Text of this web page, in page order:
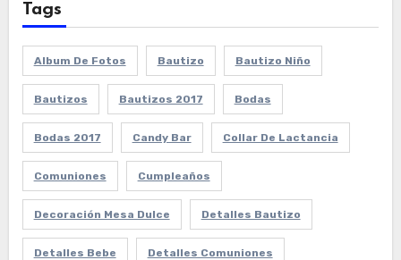
Tags
Album De Fotos Bautizo Bautizo Niño
Bautizos Bautizos 2017 Bodas
Bodas 2017 Candy Bar Collar De Lactancia
Comuniones Cumpleaños
Decoración Mesa Dulce Detalles Bautizo
Detalles Bebe Detalles Comuniones